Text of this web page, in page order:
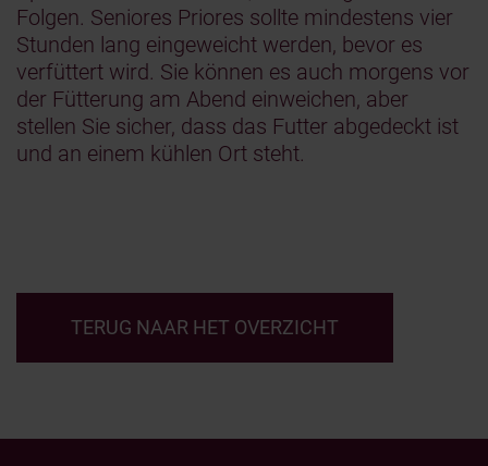
Folgen. Seniores Priores sollte mindestens vier
Stunden lang eingeweicht werden, bevor es
verfüttert wird. Sie können es auch morgens vor
der Fütterung am Abend einweichen, aber
stellen Sie sicher, dass das Futter abgedeckt ist
und an einem kühlen Ort steht.
TERUG NAAR HET OVERZICHT